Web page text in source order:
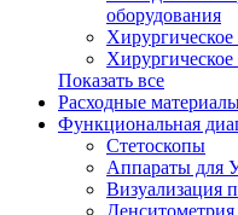
оборудования
Хирургическое
Показать все
Расходные
Функциональная
Cтетоскопы
Аппараты для
Денситометрия